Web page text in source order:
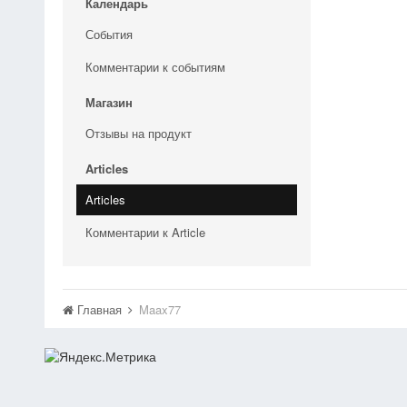
События
Комментарии к событиям
Магазин
Отзывы на продукт
Articles
Articles
Комментарии к Article
Главная Maax77